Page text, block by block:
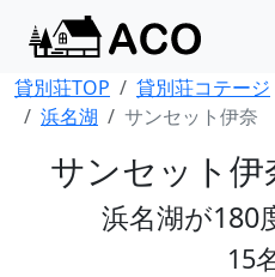
貸別荘TOP 貸別荘コテージ
浜名湖
サンセット伊奈
サンセット伊
浜名湖が180
15